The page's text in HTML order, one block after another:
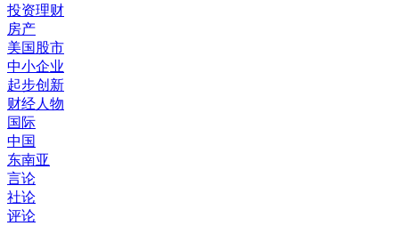
投资理财
房产
美国股市
中小企业
起步创新
财经人物
国际
中国
东南亚
言论
社论
评论